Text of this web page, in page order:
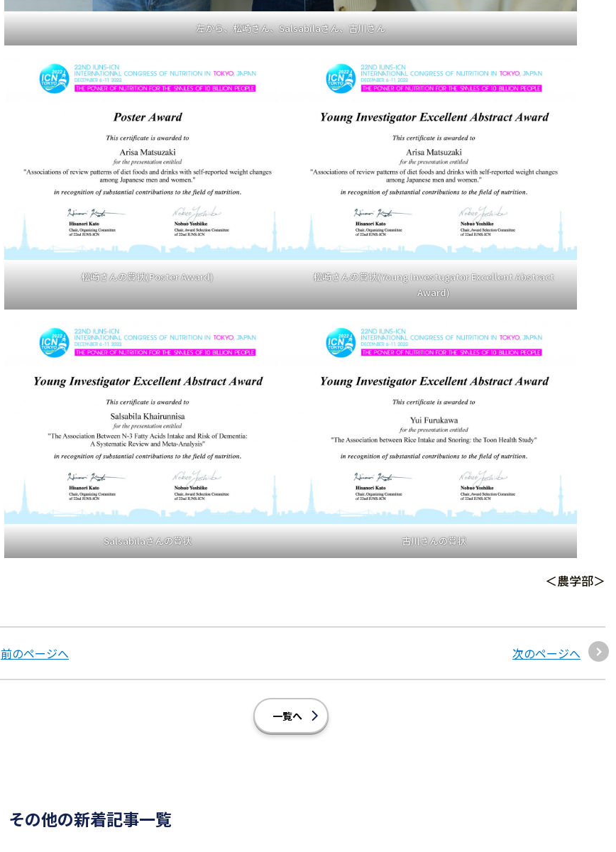
左から、松崎さん、Salsabilaさん、古川さん
松崎さんの賞状(Poster Award)
松崎さんの賞状(Young Investugator Excellent Abstract
Award)
Salsabilaさんの賞状 古川さんの賞状
＜農学部＞
前のページへ 次のページへ
一覧へ
その他の新着記事一覧